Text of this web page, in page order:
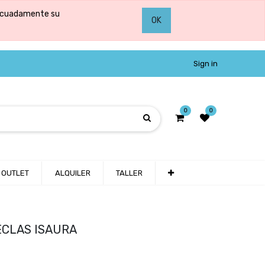
su
OK
Sign in
0 0
OUTLET ALQUILER TALLER
ISAURA